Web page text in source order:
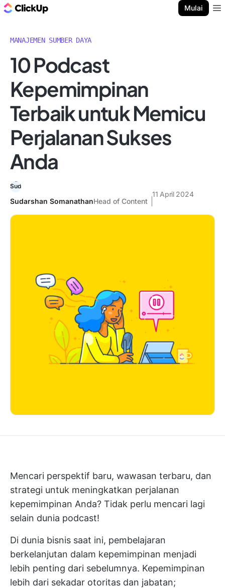
Mulai
MANAJEMEN SUMBER DAYA
10 Podcast
Kepemimpinan
Terbaik untuk Memicu
Perjalanan Sukses
Anda
Sudarshan SomanathanHead of Content
11 April 2024
Mencari perspektif baru, wawasan terbaru, dan
strategi untuk meningkatkan perjalanan
kepemimpinan Anda? Tidak perlu mencari lagi
selain dunia podcast!
Di dunia bisnis saat ini, pembelajaran
berkelanjutan dalam kepemimpinan menjadi
lebih penting dari sebelumnya. Kepemimpinan
lebih dari sekadar otoritas dan jabatan;